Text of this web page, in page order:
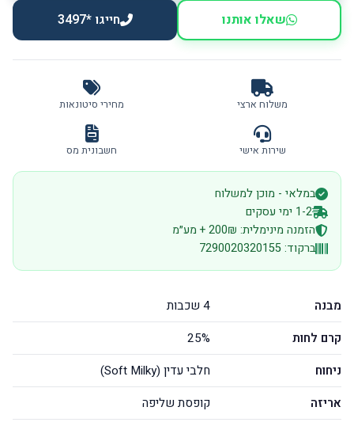
שאלו אותנו חייגו *3497
משלוח ארצי מחירי סיטונאות
שירות אישי חשבונית מס
במלאי - מוכן למשלוח
1-2 ימי עסקים
הזמנה מינימלית: 200₪ + מע״מ
ברקוד: 7290020320155
מבנה
4 שכבות
קרם לחות
25%
ניחוח
חלבי עדין (Soft Milky)
אריזה
קופסת שליפה